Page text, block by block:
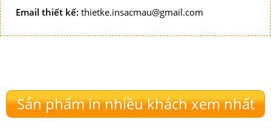
Email thiết kế: thietke.insacmau@gmail.com
Sản phẩm in nhiều khách xem nhất